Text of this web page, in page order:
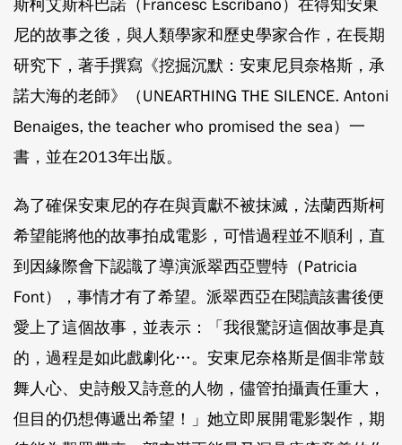
斯柯艾斯科巴諾（Francesc Escribano）在得知安東
尼的故事之後，與人類學家和歷史學家合作，在長期
研究下，著手撰寫《挖掘沉默：安東尼貝奈格斯，承
諾大海的老師》（UNEARTHING THE SILENCE. Antoni
Benaiges, the teacher who promised the sea）一
書，並在2013年出版。
為了確保安東尼的存在與貢獻不被抹滅，法蘭西斯柯
希望能將他的故事拍成電影，可惜過程並不順利，直
到因緣際會下認識了導演派翠西亞豐特（Patricia
Font），事情才有了希望。派翠西亞在閱讀該書後便
愛上了這個故事，並表示：「我很驚訝這個故事是真
的，過程是如此戲劇化…。安東尼奈格斯是個非常鼓
舞人心、史詩般又詩意的人物，儘管拍攝責任重大，
但目的仍想傳遞出希望！」她立即展開電影製作，期